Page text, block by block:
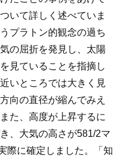
いて詳しく述べていま
プラトン的観念の過ち
の屈折を発見し、太陽
見ていることを指摘し
いところでは大きく見
向の直径が縮んでみえ
た、高度が上昇するに
、大気の高さが581/2マ
際に確定しました。「知